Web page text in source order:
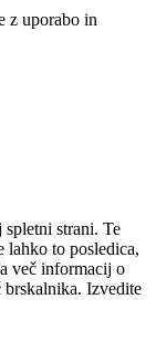
z uporabo in
strani. Te
lahko to posledica,
več informacij o
Izvedite